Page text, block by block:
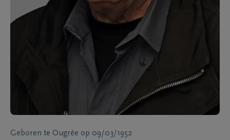
Geboren te Ougrée op 09/03/1952